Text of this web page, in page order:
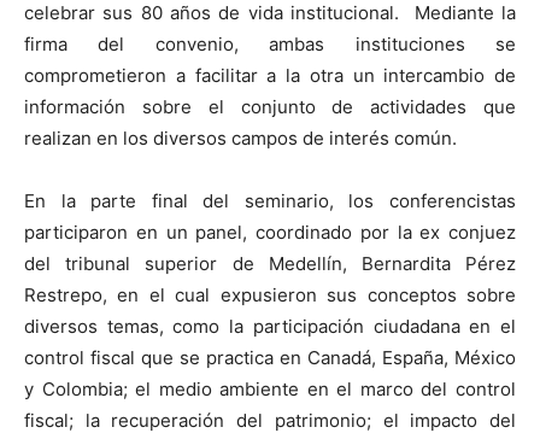
celebrar sus 80 años de vida institucional. Mediante la
firma del convenio, ambas instituciones se
comprometieron a facilitar a la otra un intercambio de
información sobre el conjunto de actividades que
realizan en los diversos campos de interés común.
En la parte final del seminario, los conferencistas
participaron en un panel, coordinado por la ex conjuez
del tribunal superior de Medellín, Bernardita Pérez
Restrepo, en el cual expusieron sus conceptos sobre
diversos temas, como la participación ciudadana en el
control fiscal que se practica en Canadá, España, México
y Colombia; el medio ambiente en el marco del control
fiscal; la recuperación del patrimonio; el impacto del